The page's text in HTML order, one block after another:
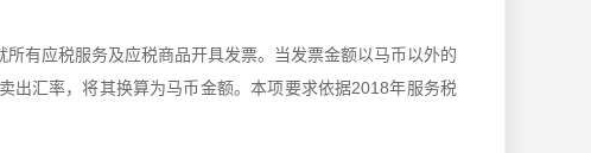
有应税服务及应税商品开具发票。当发票金额以马币以外的
出汇率，将其换算为马币金额。本项要求依据2018年服务税